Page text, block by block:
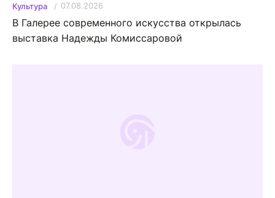
Культура 07.08.2026
В Галерее современного искусства открылась
выставка Надежды Комиссаровой